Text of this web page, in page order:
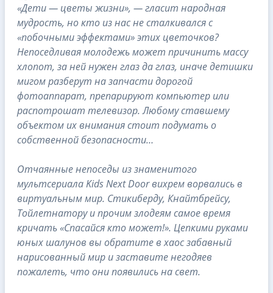
«Дети — цветы жизни», — гласит народная
мудрость, но кто из нас не сталкивался с
«побочными эффектами» этих цветочков?
Непоседливая молодежь может причинить массу
хлопот, за ней нужен глаз да глаз, иначе детишки
мигом разберут на запчасти дорогой
фотоаппарат, препарируют компьютер или
распотрошат телевизор. Любому ставшему
объектом их внимания стоит подумать о
собственной безопасности…
Отчаянные непоседы из знаменитого
мультсериала Kids Next Door вихрем ворвались в
виртуальным мир. Стикиберду, Кнайтбрейсу,
Тойлетнатору и прочим злодеям самое время
кричать «Спасайся кто может!». Цепкими руками
юных шалунов вы обратите в хаос забавный
нарисованный мир и заставите негодяев
пожалеть, что они появились на свет.